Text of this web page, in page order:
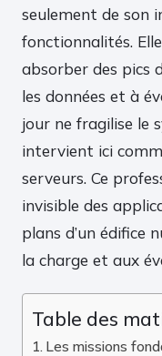
seulement de son
fonctionnalités.
absorber des pics
les données et à
jour ne fragilise le
intervient ici
serveurs. Ce
invisible des
plans d’un édifice
la charge et aux
Table des
Les missions